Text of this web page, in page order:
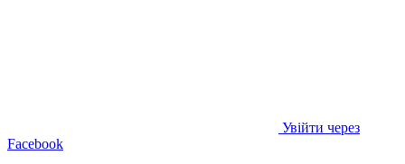
Увійти через
Facebook